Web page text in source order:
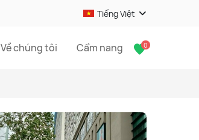
Tiếng Việt
Về chúng tôi Cẩm nang 0